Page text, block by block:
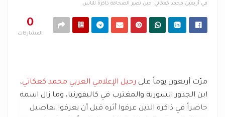
في أربعين محمد كعكاتي: حين تصير الصحافة ذاكرةً للناس
0
المشاركات
مرّت أربعون يوماً على رحيل الإعلامي العربي محمد كعكاتي،
ابن الجذور السورية والمغترب في كاليفورنيا، وما زال اسمه
حاضراً في ذاكرة الذين عرفوا أثره قبل أن يعرفوا تفاصيل